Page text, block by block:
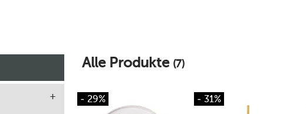
Alle Produkte (7)
- 29% - 31%